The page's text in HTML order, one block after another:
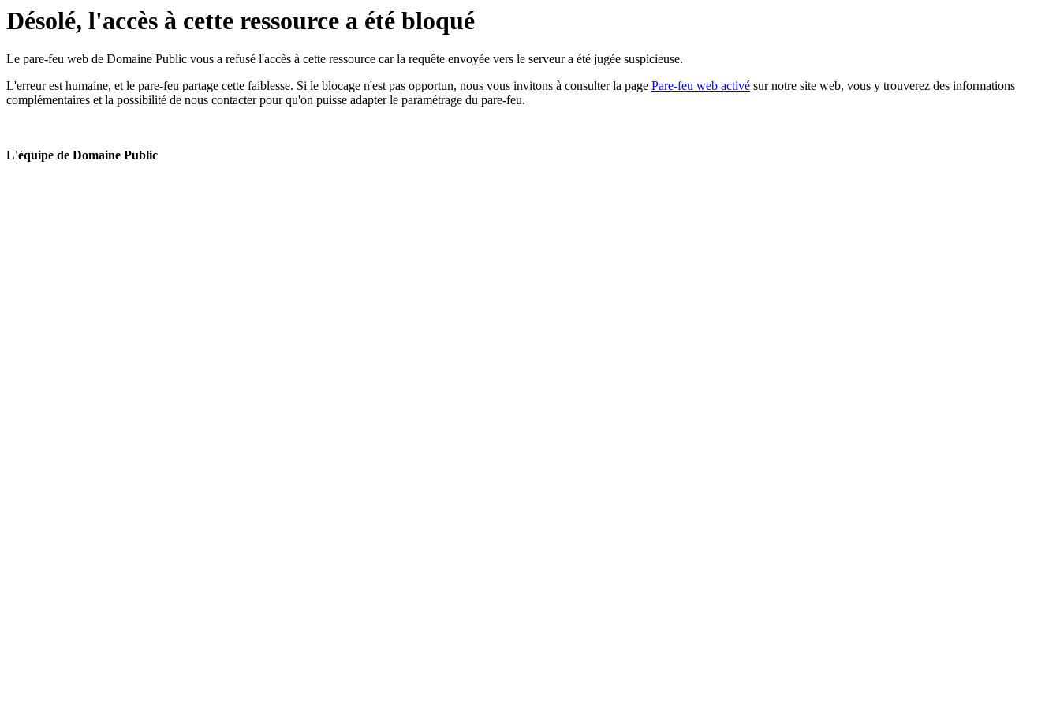
Désolé, l'accès à cette ressource a été bloqué
Le pare-feu web de Domaine Public vous a refusé l'accès à cette ressource car la requête envoyée vers le serveur a été jugée suspicieuse.
L'erreur est humaine, et le pare-feu partage cette faiblesse. Si le blocage n'est pas opportun, nous vous invitons à consulter la page Pare-feu web activé sur notre site web, vous y trouverez des informations
complémentaires et la possibilité de nous contacter pour qu'on puisse adapter le paramétrage du pare-feu.
L'équipe de Domaine Public